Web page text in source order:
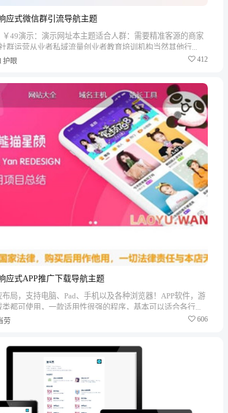
应式微信群引流导航主题
￥49演示：演示网址本主题适合人群：需要精准客源的商家
群运营从业者私域流量创业者教育培训机构当然其他行...
护眼 412
应式APP推广下载导航主题
布局，支持电脑、Pad、手机以及各种浏览器！APP软件，游
类都可使用，一款适用性很强的程序，基本可以适合各行...
劳 606